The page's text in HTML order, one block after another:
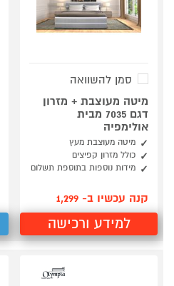
סמן להשוואה
מיטה מעוצבת + מזרון
דגם 7035 מבית
אולימפיה
מיטה מעוצבת מעץ
כולל מזרון קפיצים
מידות נוספות בתוספת תשלום
קנה עכשיו ב- 1,299
למידע ורכישה